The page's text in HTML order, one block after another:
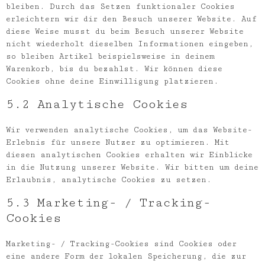
bleiben. Durch das Setzen funktionaler Cookies
erleichtern wir dir den Besuch unserer Website. Auf
diese Weise musst du beim Besuch unserer Website
nicht wiederholt dieselben Informationen eingeben,
so bleiben Artikel beispielsweise in deinem
Warenkorb, bis du bezahlst. Wir können diese
Cookies ohne deine Einwilligung platzieren.
5.2 Analytische Cookies
Wir verwenden analytische Cookies, um das Website-
Erlebnis für unsere Nutzer zu optimieren. Mit
diesen analytischen Cookies erhalten wir Einblicke
in die Nutzung unserer Website. Wir bitten um deine
Erlaubnis, analytische Cookies zu setzen.
5.3 Marketing- / Tracking-
Cookies
Marketing- / Tracking-Cookies sind Cookies oder
eine andere Form der lokalen Speicherung, die zur